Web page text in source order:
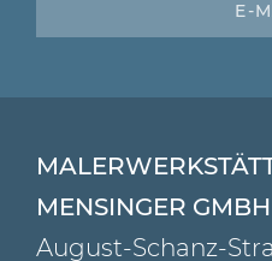
E-
MENSINGER GMBH
August-Schanz-